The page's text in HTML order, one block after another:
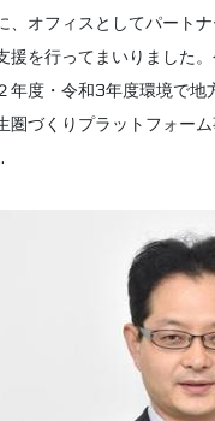
、オフィスとしてパート
援を行ってまいりました
年度・令和3年度環境で地
圏づくりプラットフォー